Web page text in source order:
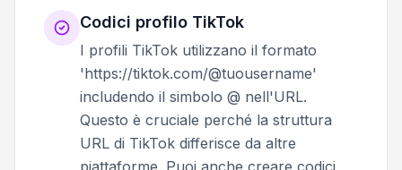
Codici profilo TikTok
I profili TikTok utilizzano il formato
'https://tiktok.com/@tuousername'
includendo il simbolo @ nell'URL.
Questo è cruciale perché la struttura
URL di TikTok differisce da altre
piattaforme. Puoi anche creare codici